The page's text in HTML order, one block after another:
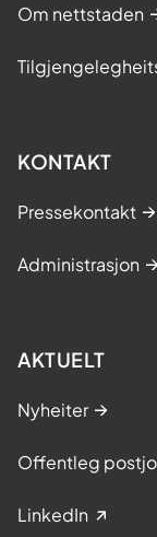
Om nettstaden
KONTAKT
Pressekontakt
Administrasjon
AKTUELT
Nyheiter
Offentleg
LinkedIn